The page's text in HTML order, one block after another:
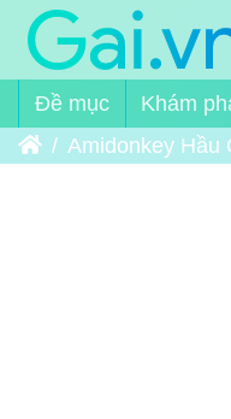
Đề mục Khám
Trang chủAmidonkey Hầu